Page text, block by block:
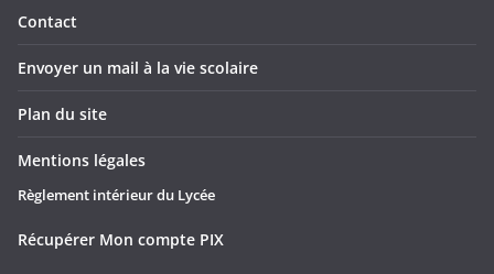
Contact
Envoyer un mail à la vie scolaire
Plan du site
Mentions légales
Règlement intérieur du Lycée
Récupérer Mon compte PIX